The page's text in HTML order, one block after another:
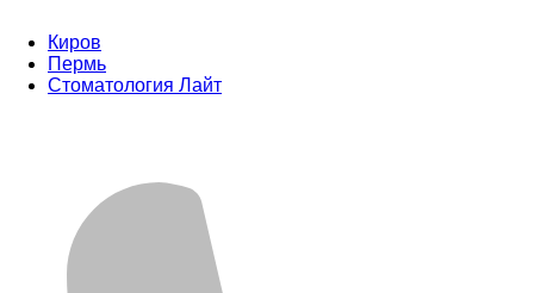
Киров
Пермь
Стоматология Лайт